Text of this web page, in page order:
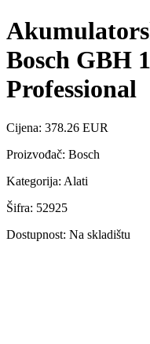
Bosch GBH
Professional
Cijena: 378.26 EUR
Proizvođač: Bosch
Kategorija: Alati
Šifra: 52925
Dostupnost: Na skladištu